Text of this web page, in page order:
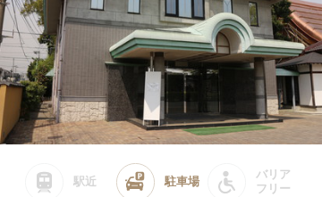
駅近 駐車場
バリア
フリー